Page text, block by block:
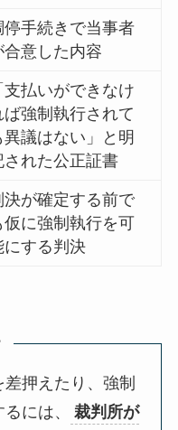
停手続きで当事者
合意した内容
支払いができなけ
ば強制執行されて
異議はない」と明
された公正証書
決が確定する前で
仮に強制執行を可
にする判決
押えたり、強制
には、
裁判所が